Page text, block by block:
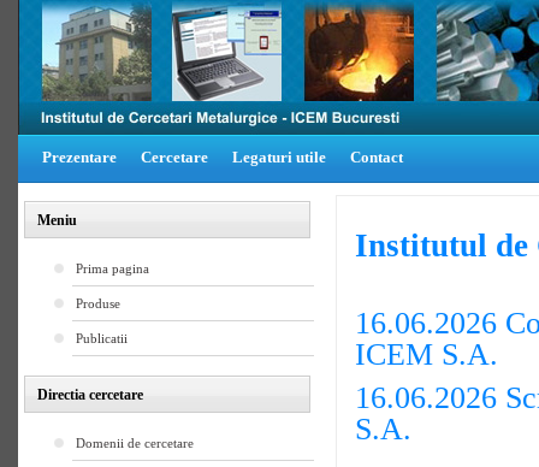
Prezentare Cercetare Legaturi utile Contact
Meniu
Prima pagina
Produse
Publicatii
Directia cercetare
Domenii de cercetare
Institutul de
16.06.2026
ICEM S.A.
16.06.2026
S.A.